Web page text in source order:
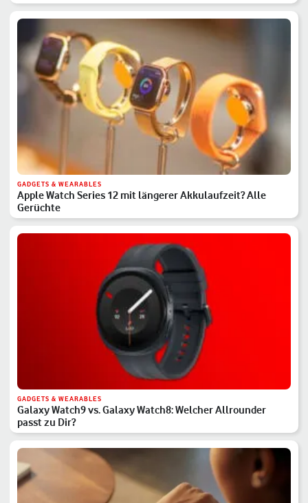
GADGETS & WEARABLES
Apple Watch Series 12 mit längerer Akkulaufzeit? Alle
Gerüchte
GADGETS & WEARABLES
Galaxy Watch9 vs. Galaxy Watch8: Welcher Allrounder
passt zu Dir?